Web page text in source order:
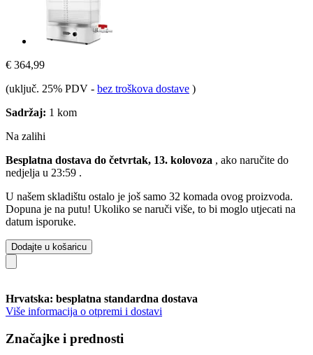
€ 364,99
(uključ. 25% PDV - bez troškova dostave )
Sadržaj: 1 kom
Na zalihi
Besplatna dostava do četvrtak, 13. kolovoza , ako naručite do
nedjelja u 23:59 .
U našem skladištu ostalo je još samo 32 komada ovog proizvoda.
Dopuna je na putu! Ukoliko se naruči više, to bi moglo utjecati na
datum isporuke.
Dodajte u košaricu
Hrvatska: besplatna standardna dostava
Više informacija o otpremi i dostavi
Značajke i prednosti